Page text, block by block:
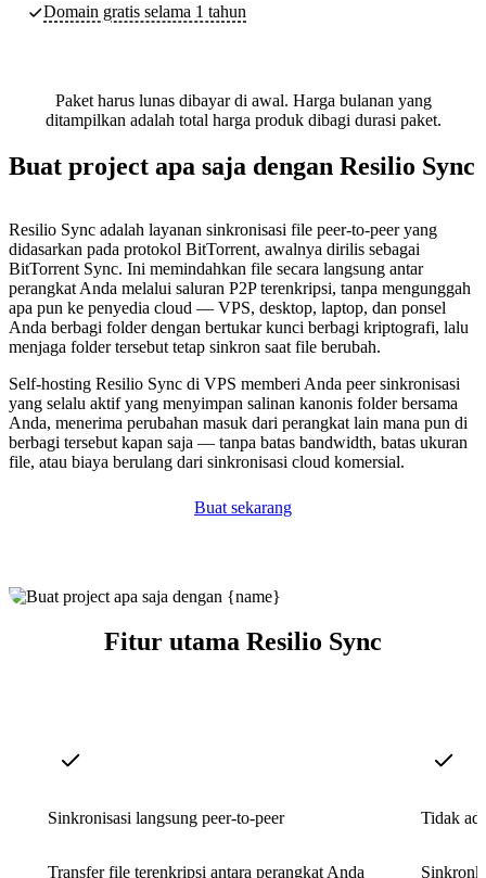
Domain gratis selama 1 tahun
Paket harus lunas dibayar di awal. Harga bulanan yang
ditampilkan adalah total harga produk dibagi durasi paket.
Buat project apa saja dengan Resilio Sync
Resilio Sync adalah layanan sinkronisasi file peer-to-peer yang
didasarkan pada protokol BitTorrent, awalnya dirilis sebagai
BitTorrent Sync. Ini memindahkan file secara langsung antar
perangkat Anda melalui saluran P2P terenkripsi, tanpa mengunggah
apa pun ke penyedia cloud — VPS, desktop, laptop, dan ponsel
Anda berbagi folder dengan bertukar kunci berbagi kriptografi, lalu
menjaga folder tersebut tetap sinkron saat file berubah.
Self-hosting Resilio Sync di VPS memberi Anda peer sinkronisasi
yang selalu aktif yang menyimpan salinan kanonis folder bersama
Anda, menerima perubahan masuk dari perangkat lain mana pun di
berbagi tersebut kapan saja — tanpa batas bandwidth, batas ukuran
file, atau biaya berulang dari sinkronisasi cloud komersial.
Buat sekarang
Fitur utama Resilio Sync
Sinkronisasi langsung peer-to-peer
Transfer file terenkripsi antara perangkat Anda
Tidak